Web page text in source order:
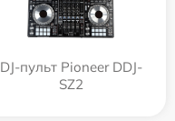
DJ-пульт Pioneer DDJ-
SZ2